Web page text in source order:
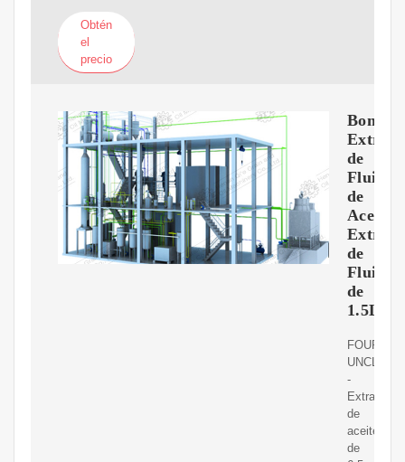
Obtén
el
precio
Bomba
de
Fluidos
de
Aceite,
de
Fluidos
de
1.5L
FOUR
UNCLES
-
Extractor
de
aceite
de